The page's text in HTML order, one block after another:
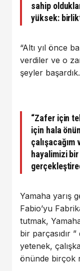
sahip
yüksek:
“Altı yıl önce
verdiler ve o
şeyler başardık.
“Zafer için
için hala
hayalimizi
Yamaha yarış
Fabio’yu
tutmak,
bir parçasıdır
yetenek,
önünde birçok